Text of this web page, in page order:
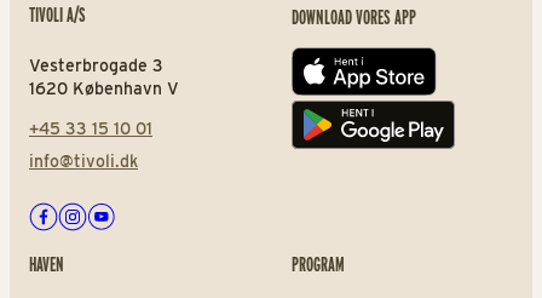
TIVOLI A/S
Vesterbrogade 3
1620 København V
+45 33 15 10 01
info@tivoli.dk
Facebook
Instagram
Youtube
DOWNLOAD VORES APP
App store
Play store
HAVEN PROGRAM